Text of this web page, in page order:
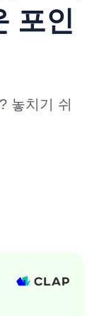
포인
놓치기 쉬